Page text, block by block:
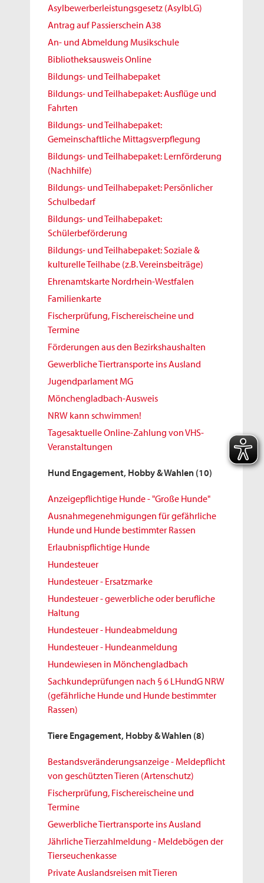
Asylbewerberleistungsgesetz (AsylbLG)
Antrag auf Passierschein A38
An- und Abmeldung Musikschule
Bibliotheksausweis Online
Bildungs- und Teilhabepaket
Bildungs- und Teilhabepaket: Ausflüge und
Fahrten
Bildungs- und Teilhabepaket:
Gemeinschaftliche Mittagsverpflegung
Bildungs- und Teilhabepaket: Lernförderung
(Nachhilfe)
Bildungs- und Teilhabepaket: Persönlicher
Schulbedarf
Bildungs- und Teilhabepaket:
Schülerbeförderung
Bildungs- und Teilhabepaket: Soziale &
kulturelle Teilhabe (z.B. Vereinsbeiträge)
Ehrenamtskarte Nordrhein-Westfalen
Familienkarte
Fischerprüfung, Fischereischeine und
Termine
Förderungen aus den Bezirkshaushalten
Gewerbliche Tiertransporte ins Ausland
Jugendparlament MG
Mönchengladbach-Ausweis
NRW kann schwimmen!
Tagesaktuelle Online-Zahlung von VHS-
Veranstaltungen
Hund Engagement, Hobby & Wahlen (10)
Anzeigepflichtige Hunde - "Große Hunde"
Ausnahmegenehmigungen für gefährliche
Hunde und Hunde bestimmter Rassen
Erlaubnispflichtige Hunde
Hundesteuer
Hundesteuer - Ersatzmarke
Hundesteuer - gewerbliche oder berufliche
Haltung
Hundesteuer - Hundeabmeldung
Hundesteuer - Hundeanmeldung
Hundewiesen in Mönchengladbach
Sachkundeprüfungen nach § 6 LHundG NRW
(gefährliche Hunde und Hunde bestimmter
Rassen)
Tiere Engagement, Hobby & Wahlen (8)
Bestandsveränderungsanzeige - Meldepflicht
von geschützten Tieren (Artenschutz)
Fischerprüfung, Fischereischeine und
Termine
Gewerbliche Tiertransporte ins Ausland
Jährliche Tierzahlmeldung - Meldebögen der
Tierseuchenkasse
Private Auslandsreisen mit Tieren